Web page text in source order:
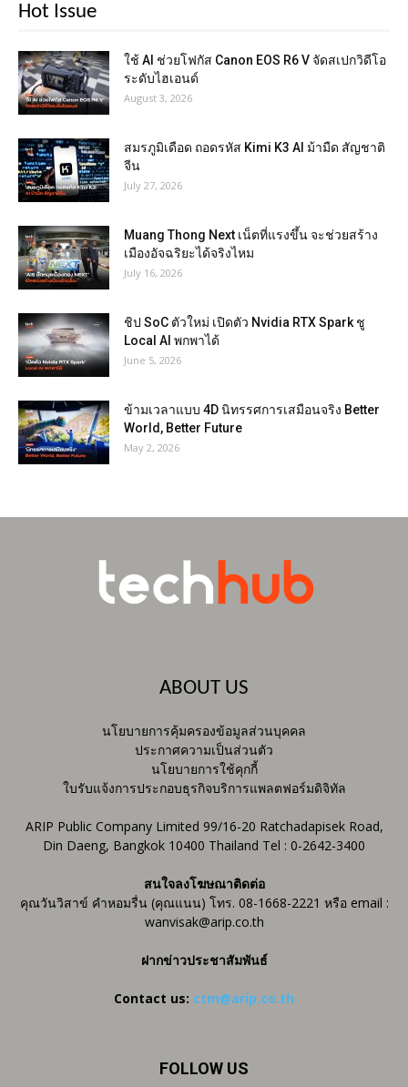
Hot Issue
ใช้ AI ช่วยโฟกัส Canon EOS R6 V จัดสเปกวิดีโอ
ระดับไฮเอนด์
August 3, 2026
สมรภูมิเดือด ถอดรหัส Kimi K3 AI ม้ามืด สัญชาติ
จีน
July 27, 2026
Muang Thong Next เน็ตที่แรงขึ้น จะช่วยสร้าง
เมืองอัจฉริยะได้จริงไหม
July 16, 2026
ชิป SoC ตัวใหม่ เปิดตัว Nvidia RTX Spark ชู
Local AI พกพาได้
June 5, 2026
ข้ามเวลาแบบ 4D นิทรรศการเสมือนจริง Better
World, Better Future
May 2, 2026
ABOUT US
นโยบายการคุ้มครองข้อมูลส่วนบุคคล
ประกาศความเป็นส่วนตัว
นโยบายการใช้คุกกี้
ใบรับแจ้งการประกอบธุรกิจบริการแพลตฟอร์มดิจิทัล
ARIP Public Company Limited 99/16-20 Ratchadapisek Road,
Din Daeng, Bangkok 10400 Thailand Tel : 0-2642-3400
สนใจลงโฆษณาติดต่อ
คุณวันวิสาข์ คำหอมรื่น (คุณแนน) โทร. 08-1668-2221 หรือ email :
wanvisak@arip.co.th
ฝากข่าวประชาสัมพันธ์
Contact us: ctm@arip.co.th
FOLLOW US